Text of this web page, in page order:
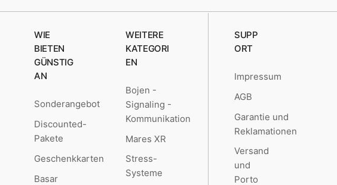
WIE
BIETEN
GÜNSTIG
AN
Sonderangebot
Discounted-
Pakete
Geschenkkarten
Basar
WEITERE
KATEGORI
EN
Bojen -
Signaling -
Kommunikation
Mares XR
Stress-
Systeme
SUPP
ORT
Impressum
AGB
Garantie und
Reklamationen
Versand
und
Porto